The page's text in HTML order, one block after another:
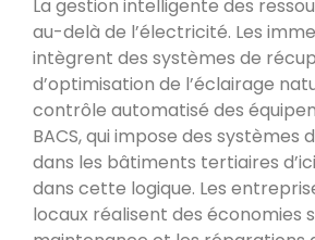
La gestion intelligente des
au-delà de l’électricité. Les
intègrent des systèmes de
d’optimisation de l’éclairage
contrôle automatisé des
BACS, qui impose des systèmes
dans les bâtiments tertiaires
dans cette logique. Les
locaux réalisent des économies